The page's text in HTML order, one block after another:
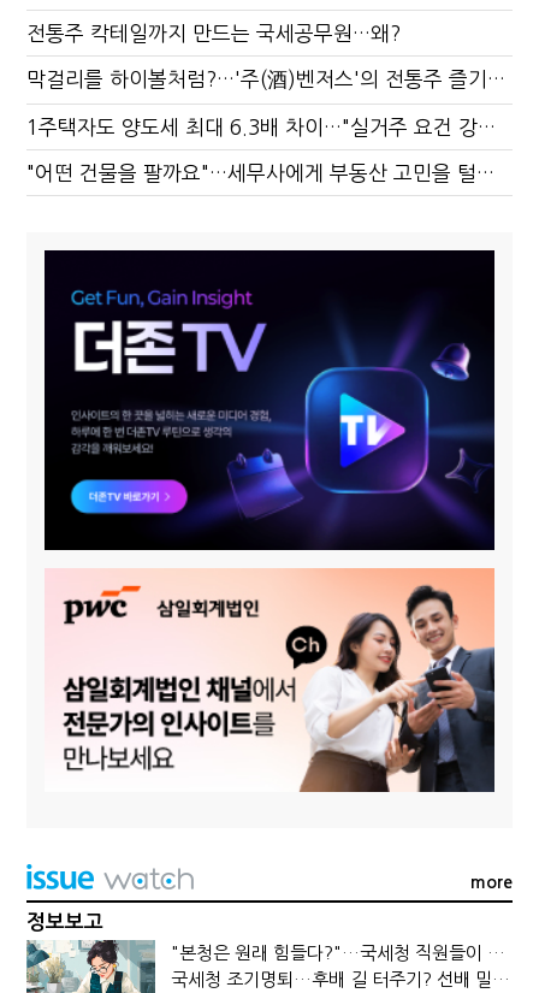
전통주 칵테일까지 만드는 국세공무원…왜?
막걸리를 하이볼처럼?…'주(酒)벤저스'의 전통주 즐기는 법
1주택자도 양도세 최대 6.3배 차이…"실거주 요건 강화하자"
"어떤 건물을 팔까요"…세무사에게 부동산 고민을 털어놓는 이유
more
정보보고
"본청은 원래 힘들다?"…국세청 직원들이 떠나는 이유
국세청 조기명퇴…후배 길 터주기? 선배 밀어내기?